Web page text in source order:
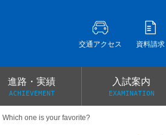
交通アクセス 資料請求
one is your favorite?
進路・実績
ACHIEVEMENT
入試案内
EXAMINATION